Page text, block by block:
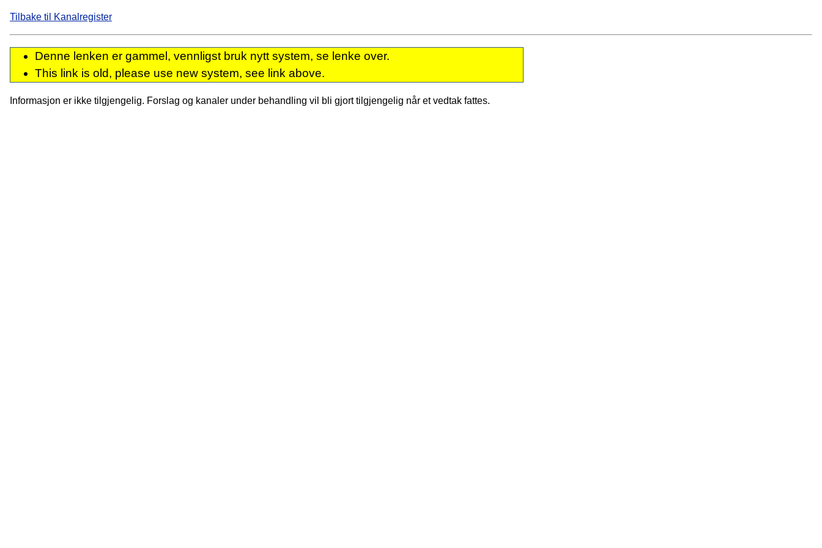
Tilbake til Kanalregister
Denne lenken er gammel, vennligst bruk nytt system, se lenke over.
This link is old, please use new system, see link above.
Informasjon er ikke tilgjengelig. Forslag og kanaler under behandling vil bli gjort tilgjengelig når et vedtak fattes.